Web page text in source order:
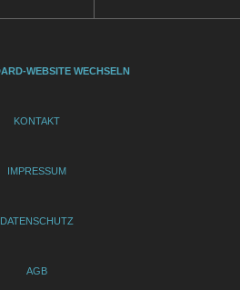
WEBSITE WECHSELN
KONTAKT
IMPRESSUM
DATENSCHUTZ
AGB